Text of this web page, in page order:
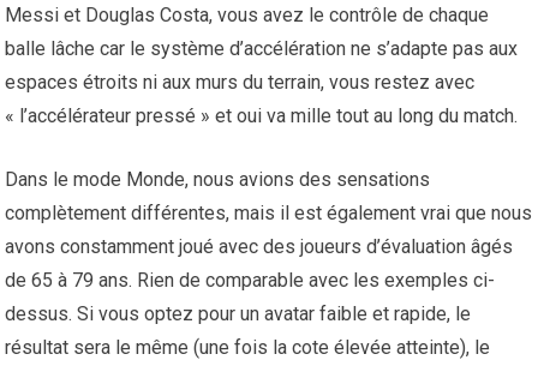
Messi et Douglas Costa, vous avez le contrôle de chaque
balle lâche car le système d’accélération ne s’adapte pas aux
espaces étroits ni aux murs du terrain, vous restez avec
« l’accélérateur pressé » et oui va mille tout au long du match.
Dans le mode Monde, nous avions des sensations
complètement différentes, mais il est également vrai que nous
avons constamment joué avec des joueurs d’évaluation âgés
de 65 à 79 ans. Rien de comparable avec les exemples ci-
dessus. Si vous optez pour un avatar faible et rapide, le
résultat sera le même (une fois la cote élevée atteinte), le